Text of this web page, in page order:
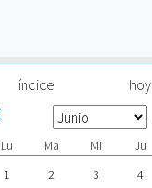
índice hoy
Lu Ma Mi Ju
1
2 3 4